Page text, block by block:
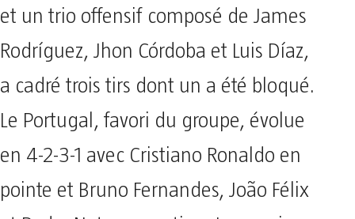
et un trio offensif composé de James
Rodríguez, Jhon Córdoba et Luis Díaz,
a cadré trois tirs dont un a été bloqué.
Le Portugal, favori du groupe, évolue
en 4-2-3-1 avec Cristiano Ronaldo en
pointe et Bruno Fernandes, João Félix